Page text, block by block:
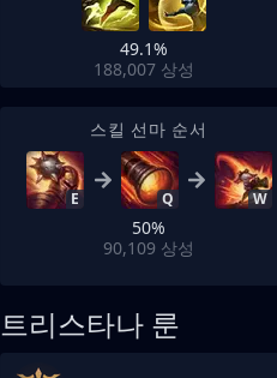
49.1%
188,007 상성
스킬 선마 순서
E Q W
50%
90,109 상성
트리스타나 룬